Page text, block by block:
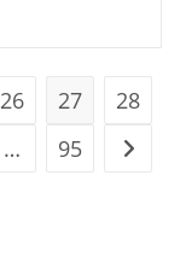
26 27
28
… 95 Go to